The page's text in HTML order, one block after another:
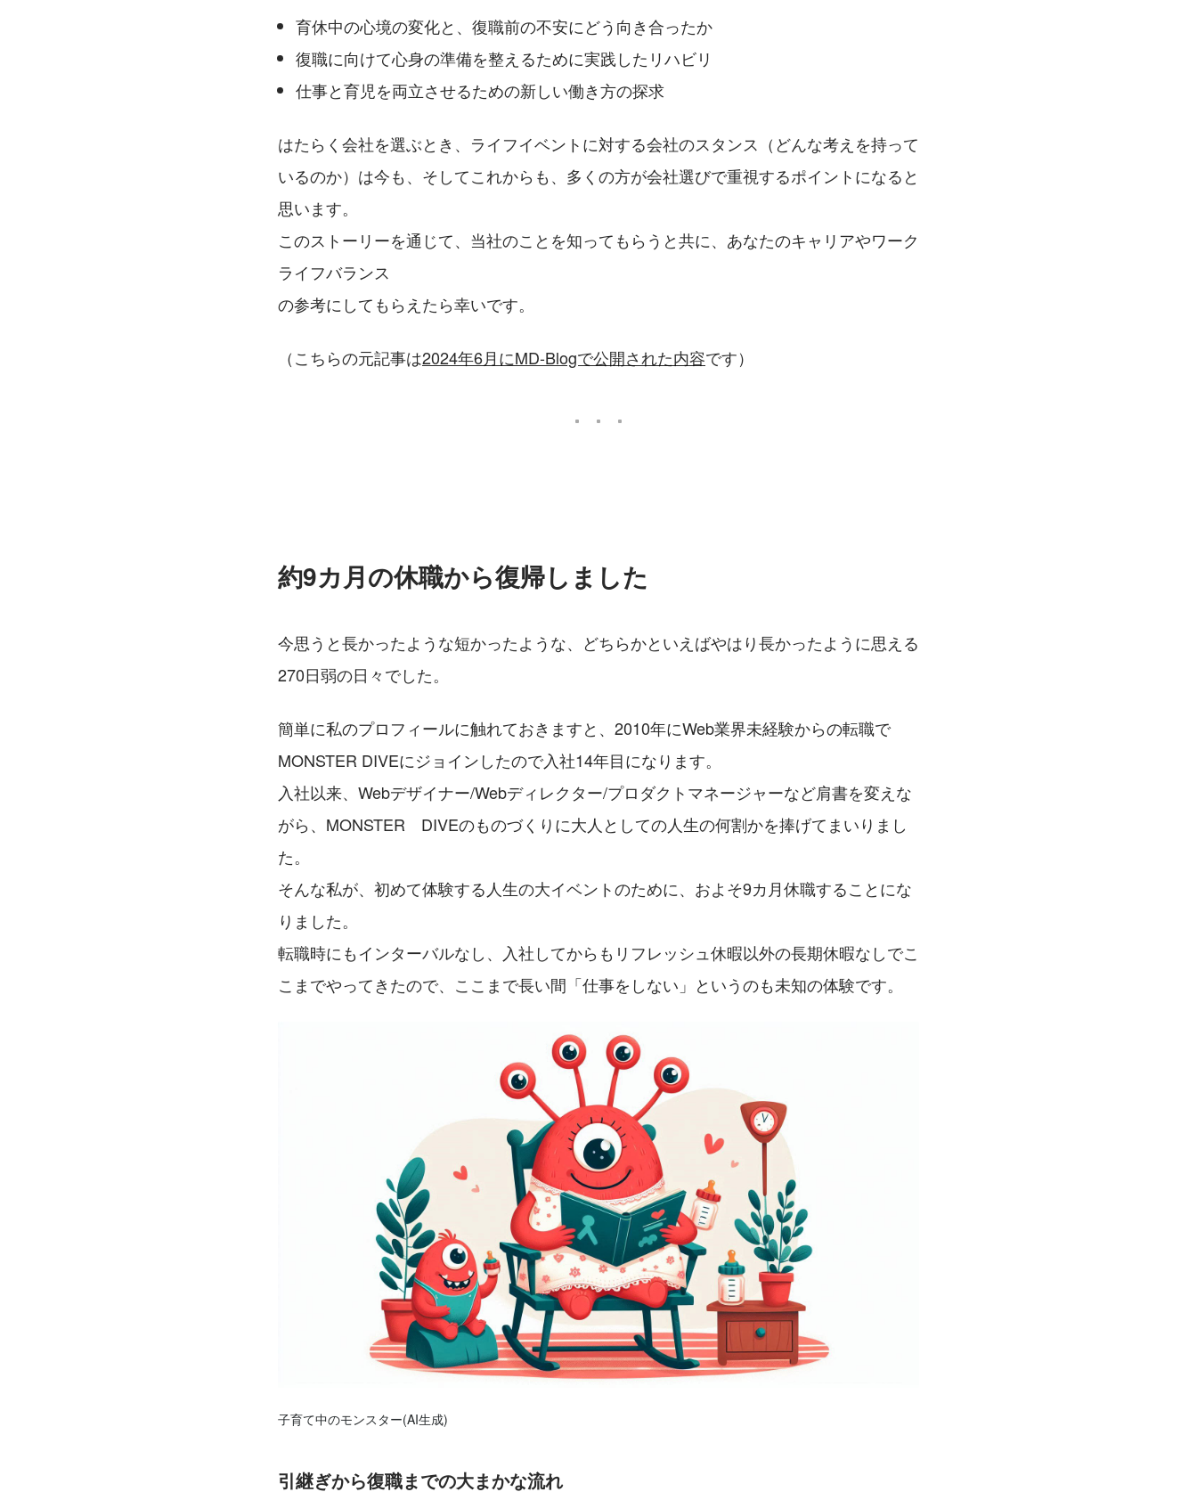
育休中の心境の変化と、復職前の不安にどう向き合ったか
復職に向けて心身の準備を整えるために実践したリハビリ
仕事と育児を両立させるための新しい働き方の探求
はたらく会社を選ぶとき、ライフイベントに対する会社のスタンス（どんな考えを持って
いるのか）は今も、そしてこれからも、多くの方が会社選びで重視するポイントになると
思います。
このストーリーを通じて、当社のことを知ってもらうと共に、あなたのキャリアやワーク
ライフバランス
の参考にしてもらえたら幸いです。
（こちらの元記事は2024年6月にMD-Blogで公開された内容です）
約9カ月の休職から復帰しました
今思うと長かったような短かったような、どちらかといえばやはり長かったように思える
270日弱の日々でした。
簡単に私のプロフィールに触れておきますと、2010年にWeb業界未経験からの転職で
MONSTER DIVEにジョインしたので入社14年目になります。
入社以来、Webデザイナー/Webディレクター/プロダクトマネージャーなど肩書を変えな
がら、MONSTER　DIVEのものづくりに大人としての人生の何割かを捧げてまいりまし
た。
そんな私が、初めて体験する人生の大イベントのために、およそ9カ月休職することにな
りました。
転職時にもインターバルなし、入社してからもリフレッシュ休暇以外の長期休暇なしでこ
こまでやってきたので、ここまで長い間「仕事をしない」というのも未知の体験です。
子育て中のモンスター(AI生成)
引継ぎから復職までの大まかな流れ